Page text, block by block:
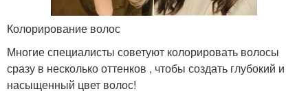
Колорирование волос
Многие специалисты советуют колорировать волосы
сразу в несколько оттенков , чтобы создать глубокий и
насыщенный цвет волос!